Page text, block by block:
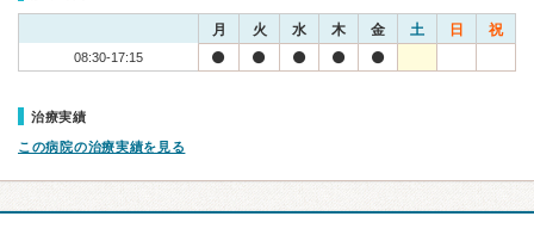
月 火 水 木 金 土 日 祝
08:30-17:15
治療実績
この病院の治療実績を見る